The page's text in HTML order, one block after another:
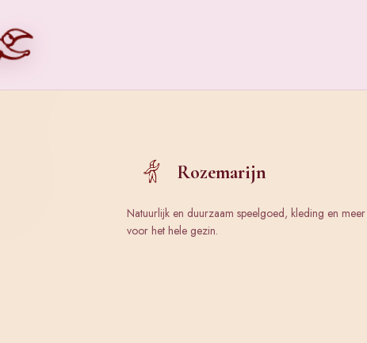
Rozemarijn
Natuurlijk en duurzaam speelgoed, kleding en meer
voor het hele gezin.